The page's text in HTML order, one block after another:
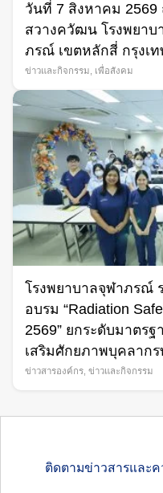
วันที่ 7 สิงหาคม
สวางควัฒน โรงพยา
ภรณ์ เขตหลักสี่ กรุงเ
ข่าวและกิจกรรม เพื่อสังคม
โรงพยาบาลจุฬาภรณ์
อบรม “Radiation
2569” ยกระดับมาตร
เสริมศักยภาพบุคลาก
ข่าวสารองค์กร ข่าวและกิจกรรม
ติดตามข่าวสารและ